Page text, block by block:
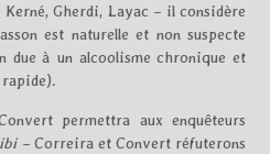
Gherdi, Layac – il considère
est naturelle et non suspecte
due à un alcoolisme chronique et
permettra aux enquêteurs
– Correira et Convert réfuterons